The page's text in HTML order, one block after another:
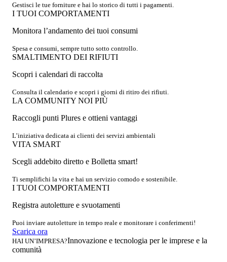
Gestisci le tue forniture e hai lo storico di tutti i pagamenti.
I TUOI COMPORTAMENTI
Monitora l’andamento dei tuoi consumi
Spesa e consumi, sempre tutto sotto controllo.
SMALTIMENTO DEI RIFIUTI
Scopri i calendari di raccolta
Consulta il calendario e scopri i giorni di ritiro dei rifiuti.
LA COMMUNITY NOI PIÙ
Raccogli punti Plures e ottieni vantaggi
L’iniziativa dedicata ai clienti dei servizi ambientali
VITA SMART
Scegli addebito diretto e Bolletta smart!
Ti semplifichi la vita e hai un servizio comodo e sostenibile.
I TUOI COMPORTAMENTI
Registra autoletture e svuotamenti
Puoi inviare autoletture in tempo reale e monitorare i conferimenti!
Scarica ora
HAI UN’IMPRESA?Innovazione e tecnologia per le imprese e la
comunità